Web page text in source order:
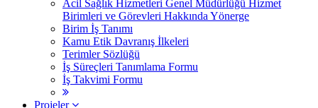
Acil Sağlık Hizmetleri Genel Müdürlüğü Hizmet
Birimleri ve Görevleri Hakkında Yönerge
Birim İş Tanımı
Kamu Etik Davranış İlkeleri
Terimler Sözlüğü
İş Süreçleri Tanımlama Formu
İş Takvimi Formu
Projeler